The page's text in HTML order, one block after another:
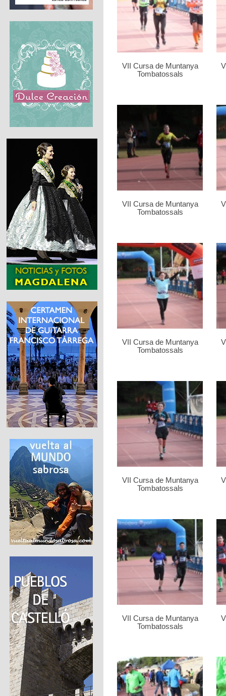
VII Cursa de Muntanya
Tombatossals
VII Cursa de Muntanya
Tombatossals
VII Cursa de Muntanya
Tombatossals
VII Cursa de Muntanya
Tombatossals
VII Cursa de Muntanya
Tombatossals